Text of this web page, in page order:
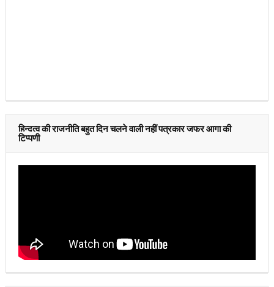
हिन्दुत्व की राजनीति बहुत दिन चलने वाली नहीं पत्रकार जफर आगा की
टिप्पणी